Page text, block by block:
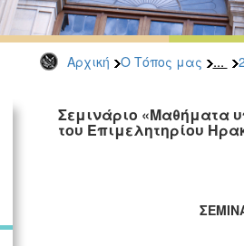
Αρχική Ο Τόπος μας ...
Σεμινάριο «Μαθήματα
του Επιμελητηρίου